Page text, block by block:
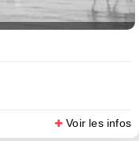
Voir les infos